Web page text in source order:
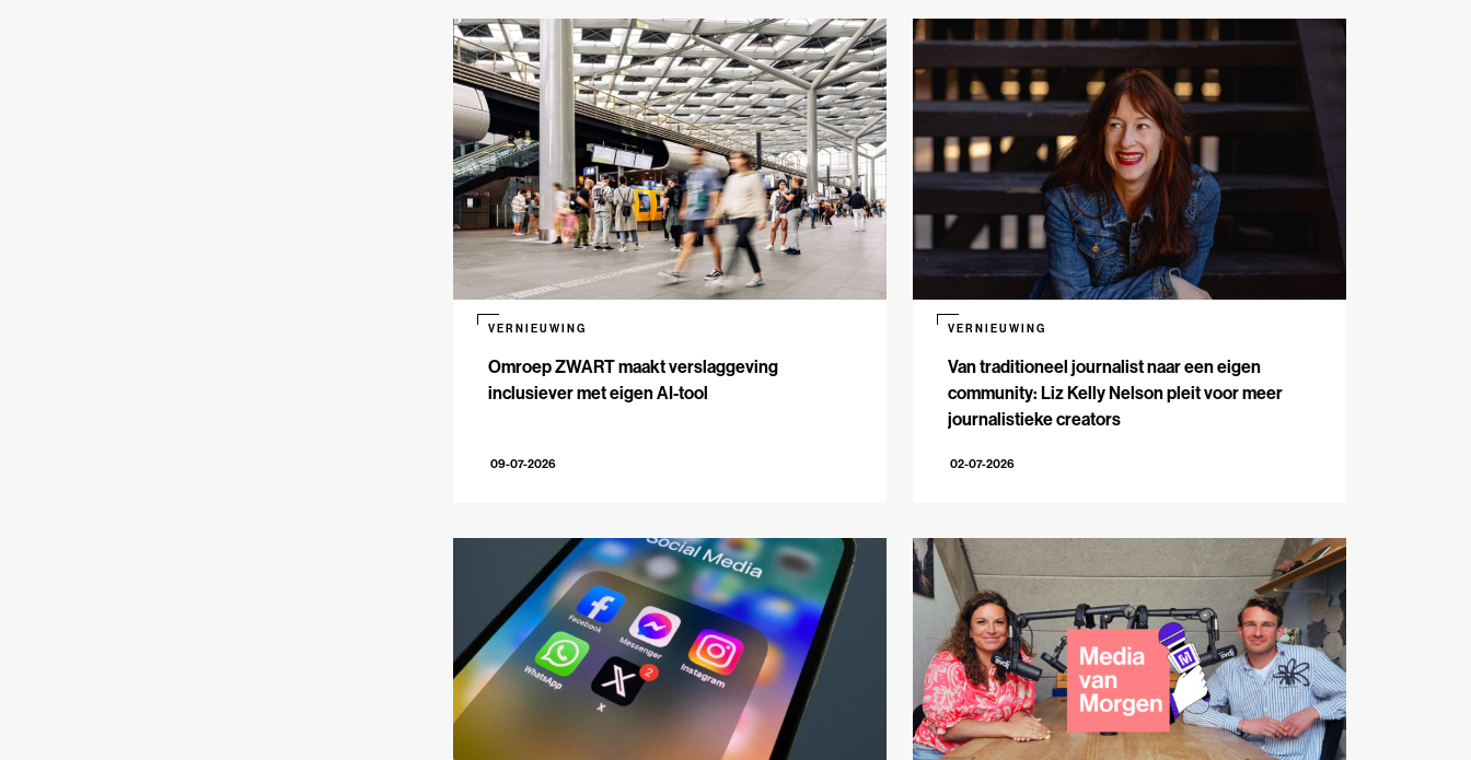
Omroep ZWART maakt verslaggeving
inclusiever met eigen AI-tool
VERNIEUWING
09-07-2026
Van traditioneel journalist naar een eigen
community: Liz Kelly Nelson pleit voor meer
journalistieke creators
VERNIEUWING
02-07-2026